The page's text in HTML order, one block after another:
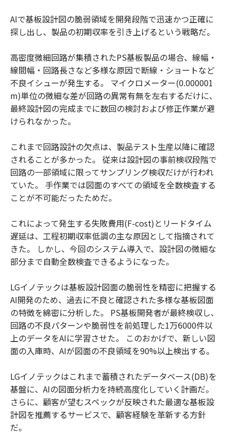
AIで基板設計図の脆弱領域を開発段階で迅速かつ正確に
探し出し、製品の初期収率を引き上げるという戦略だ。
高密度微細回路が集積されたPS基板製品の場合、線幅・
線間幅・回路長さなど多様な原因で断線・ショートなど
不良イシューが発生する。 マイクロメーター(0.000001
m)単位の微細な差が回路の異常有無を左右するだけに、
最終設計図の完成までに数回の検討および修正作業が避
けられなかった。
これまで回路設計の欠点は、製品テスト生産以降に確認
されることが多かった。 従来は設計図の事前検収段階で
回路の一部領域に限ってサンプリング検収だけが行われ
ていた。 手作業では図面のすべての領域を全数検査する
ことが不可能だったためだ。
これによって発生する失敗費用(F-cost)とリードタイム
遅延は、工程初期収率低調の主な原因として指摘されて
きた。 しかし、今回のシステム導入で、設計図の微細な
部分まで自動全数検査できるようになった。
LGイノテックは基板設計図面の脆弱性を精密に把握する
AI開発のため、過去に不良と確認された多様な基板図面
の特徴を綿密に分析した。 PS基板開発者が最終検収し、
回路の不良パターンや脆弱性を前処理した1万6000件以
上のデータをAIに学習させた。 このおかげで、新しい図
面の入庫時、AIが図面の不良領域を90%以上検出する。
LGイノテックはこれまで蓄積されたデータベース(DB)を
基盤に、AIの図面分析力を持続高度化していく計画だ。
さらに、顧客が望むスペックが反映された最適な基板設
計図を推薦するサービスで、顧客経験を革新する方針
だ。